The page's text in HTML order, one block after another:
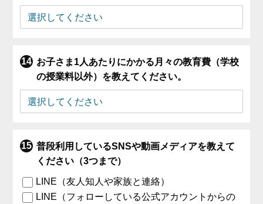
お子さま1人あたりにかかる月々の教育費（学校
の授業料以外）を教えてください。
普段利用しているSNSや動画メディアを教えて
ください（3つまで）
LINE（友人知人や家族と連絡）
LINE（フォローしている公式アカウントからの